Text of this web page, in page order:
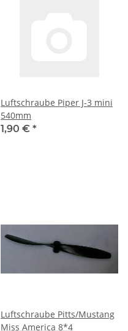
Luftschraube Piper J-3 mini
540mm
1,90 € *
Luftschraube Pitts/Mustang
Miss America 8*4